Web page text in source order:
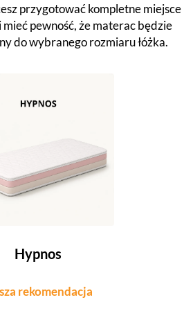
przygotować kompletne miejsce
mieć pewność, że materac będzie
do wybranego rozmiaru łóżka.
Hypnos
rekomendacja